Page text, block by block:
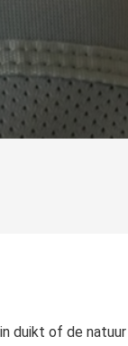
duikt of de